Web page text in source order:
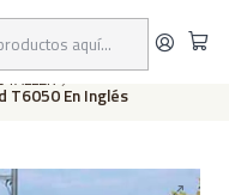
T6050 En Inglés